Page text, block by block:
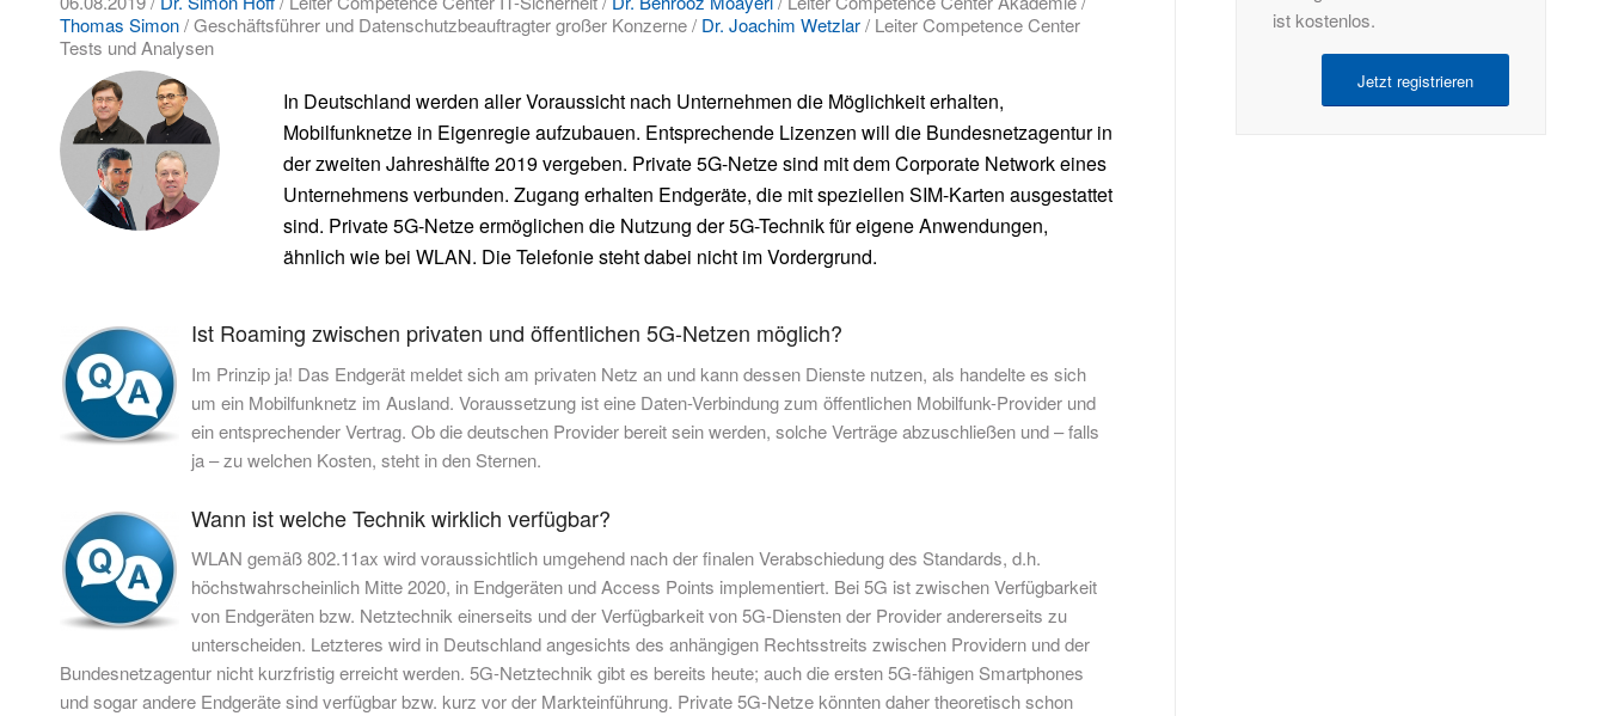
Thomas Simon/ Geschäftsführer und Datenschutzbeauftragter großer Konzerne / Dr. Joachim Wetzlar/ Leiter Competence Center
Tests und Analysen
In Deutschland werden aller Voraussicht nach Unternehmen die Möglichkeit erhalten,
Mobilfunknetze in Eigenregie aufzubauen. Entsprechende Lizenzen will die Bundesnetzagentur in
der zweiten Jahreshälfte 2019 vergeben. Private 5G-Netze sind mit dem Corporate Network eines
Unternehmens verbunden. Zugang erhalten Endgeräte, die mit speziellen SIM-Karten ausgestattet
sind. Private 5G-Netze ermöglichen die Nutzung der 5G-Technik für eigene Anwendungen,
ähnlich wie bei WLAN. Die Telefonie steht dabei nicht im Vordergrund.
Ist Roaming zwischen privaten und öffentlichen 5G-Netzen möglich?
Im Prinzip ja! Das Endgerät meldet sich am privaten Netz an und kann dessen Dienste nutzen, als handelte es sich
um ein Mobilfunknetz im Ausland. Voraussetzung ist eine Daten-Verbindung zum öffentlichen Mobilfunk-Provider und
ein entsprechender Vertrag. Ob die deutschen Provider bereit sein werden, solche Verträge abzuschließen und – falls
ja – zu welchen Kosten, steht in den Sternen.
Wann ist welche Technik wirklich verfügbar?
WLAN gemäß 802.11ax wird voraussichtlich umgehend nach der finalen Verabschiedung des Standards, d.h.
höchstwahrscheinlich Mitte 2020, in Endgeräten und Access Points implementiert. Bei 5G ist zwischen Verfügbarkeit
von Endgeräten bzw. Netztechnik einerseits und der Verfügbarkeit von 5G-Diensten der Provider andererseits zu
unterscheiden. Letzteres wird in Deutschland angesichts des anhängigen Rechtsstreits zwischen Providern und der
Bundesnetzagentur nicht kurzfristig erreicht werden. 5G-Netztechnik gibt es bereits heute; auch die ersten 5G-fähigen Smartphones
und sogar andere Endgeräte sind verfügbar bzw. kurz vor der Markteinführung. Private 5G-Netze könnten daher theoretisch schon
ist kostenlos.
Jetzt registrieren